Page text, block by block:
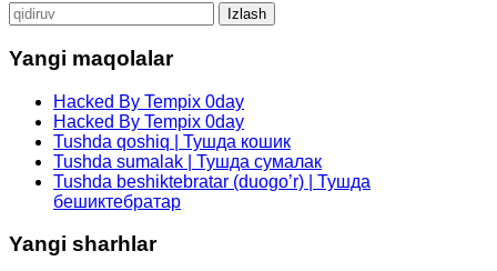
Qidirshish:
Yangi maqolalar
Hacked By Tempix 0day
Hacked By Tempix 0day
Tushda qoshiq | Тушда кошик
Tushda sumalak | Тушда сумалак
Tushda beshiktebratar (duogo’r) | Тушда
бешиктебратар
Yangi sharhlar